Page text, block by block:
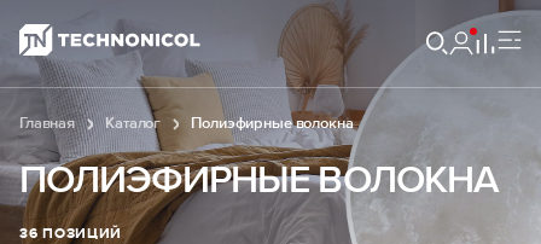
Главная Каталог Полиэфирные волокна
ПОЛИЭФИРНЫЕ ВОЛОКНА
36 ПОЗИЦИЙ